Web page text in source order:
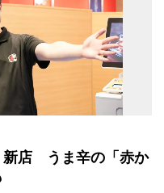
新店 うま辛の「赤か